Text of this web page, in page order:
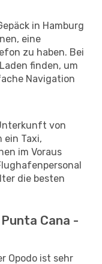
in Hamburg
eine
zu haben. Bei
finden, um
Navigation
von
ein Taxi,
im Voraus
die besten
Cana -
Opodo ist sehr